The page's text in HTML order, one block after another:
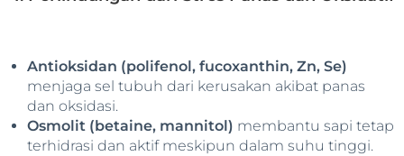
Antioksidan (polifenol, fucoxanthin, Zn, Se)
menjaga sel tubuh dari kerusakan akibat panas
dan oksidasi.
Osmolit (betaine, mannitol) membantu sapi tetap
terhidrasi dan aktif meskipun dalam suhu tinggi.